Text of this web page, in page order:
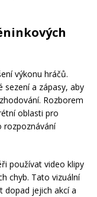
výkonu hráčů.
a zápasy, aby
Rozborem
oblasti pro
rozpoznávání
používat video klipy
chyb. Tato vizuální
dopad jejich akcí a